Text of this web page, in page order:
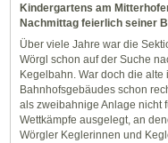
Kindergartens am
Nachmittag feierlich seiner
Über viele Jahre war die
Wörgl schon auf der Suche
Kegelbahn. War doch die alte
Bahnhofsgebäudes schon
als zweibahnige Anlage nicht
Wettkämpfe ausgelegt, an
Wörgler Keglerinnen und